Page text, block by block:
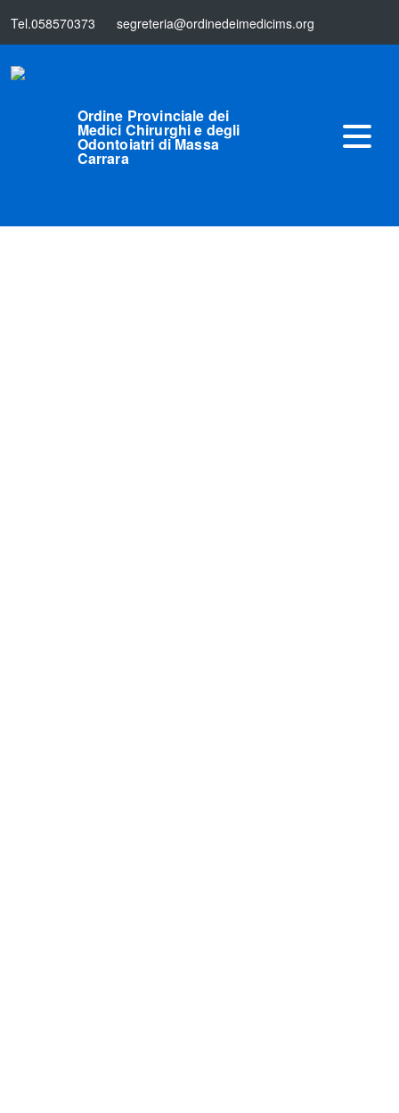
Tel.058570373 segreteria@ordinedeimedicims.org
Ordine Provinciale dei
Medici Chirurghi e degli
Odontoiatri di Massa
Carrara